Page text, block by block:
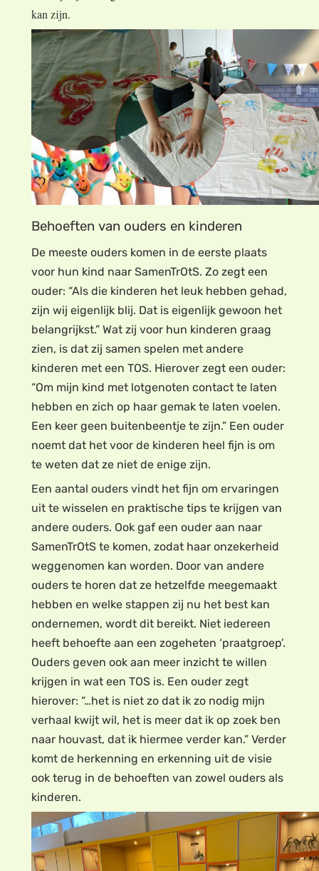
kan zijn.
Behoeften van ouders en kinderen
De meeste ouders komen in de eerste plaats
voor hun kind naar SamenTrOtS. Zo zegt een
ouder: “Als die kinderen het leuk hebben gehad,
zijn wij eigenlijk blij. Dat is eigenlijk gewoon het
belangrijkst.” Wat zij voor hun kinderen graag
zien, is dat zij samen spelen met andere
kinderen met een TOS. Hierover zegt een ouder:
“Om mijn kind met lotgenoten contact te laten
hebben en zich op haar gemak te laten voelen.
Een keer geen buitenbeentje te zijn.” Een ouder
noemt dat het voor de kinderen heel fijn is om
te weten dat ze niet de enige zijn.
Een aantal ouders vindt het fijn om ervaringen
uit te wisselen en praktische tips te krijgen van
andere ouders. Ook gaf een ouder aan naar
SamenTrOtS te komen, zodat haar onzekerheid
weggenomen kan worden. Door van andere
ouders te horen dat ze hetzelfde meegemaakt
hebben en welke stappen zij nu het best kan
ondernemen, wordt dit bereikt. Niet iedereen
heeft behoefte aan een zogeheten ‘praatgroep’.
Ouders geven ook aan meer inzicht te willen
krijgen in wat een TOS is. Een ouder zegt
hierover: “…het is niet zo dat ik zo nodig mijn
verhaal kwijt wil, het is meer dat ik op zoek ben
naar houvast, dat ik hiermee verder kan.” Verder
komt de herkenning en erkenning uit de visie
ook terug in de behoeften van zowel ouders als
kinderen.